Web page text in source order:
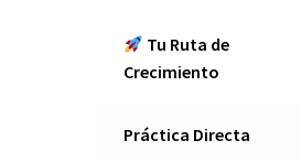
Tu Ruta de
Crecimiento
Práctica Directa